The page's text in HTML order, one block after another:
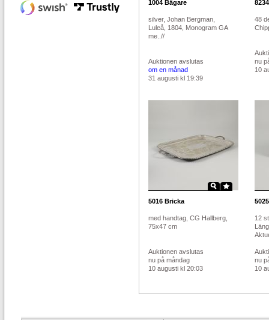
1004 Bägare
silver, Johan Bergman,
Luleå, 1804, Monogram GA
me..//
Auktionen avslutas
om en månad
31 augusti kl 19:39
8234
48
nu
10
5016 Bricka
med handtag, CG Hallberg,
75x47 cm
Auktionen avslutas
nu på måndag
10 augusti kl 20:03
5025
12
nu
10